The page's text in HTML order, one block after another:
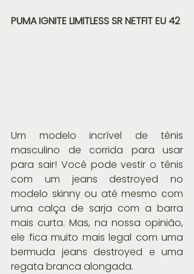
PUMA IGNITE LIMITLESS SR NETFIT EU 42
Um modelo incrível de tênis
masculino de corrida para usar
para sair! Você pode vestir o tênis
com um jeans destroyed no
modelo skinny ou até mesmo com
uma calça de sarja com a barra
mais curta. Mas, na nossa opinião,
ele fica muito mais legal com uma
bermuda jeans destroyed e uma
regata branca alongada.